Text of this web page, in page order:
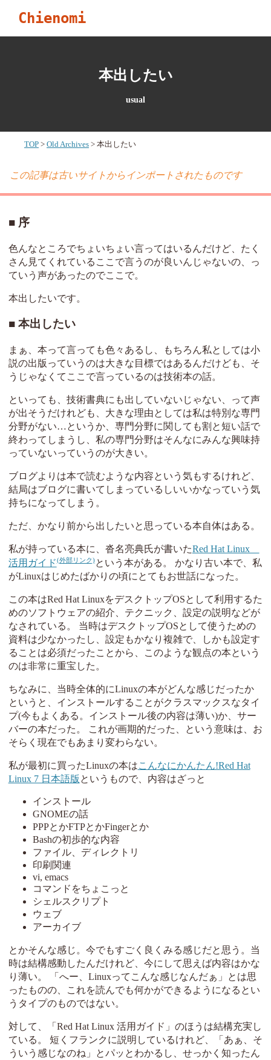
Chienomi
本出したい
usual
TOP Old Archives 本出したい
この記事は古いサイトからインポートされたものです
序
色んなところでちょいちょい言ってはいるんだけど、たく
さん見てくれているここで言うのが良いんじゃないの、っ
ていう声があったのでここで。
本出したいです。
本出したい
まぁ、本って言っても色々あるし、もちろん私としては小
説の出版っていうのは大きな目標ではあるんだけども、そ
うじゃなくてここで言っているのは技術本の話。
といっても、技術書典にも出していないじゃない、って声
が出そうだけれども、大きな理由としては私は特別な専門
分野がない…というか、専門分野に関しても割と短い話で
終わってしまうし、私の専門分野はそんなにみんな興味持
っていないっていうのが大きい。
ブログよりは本で読むような内容という気もするけれど、
結局はブログに書いてしまっているしいいかなっていう気
持ちになってしまう。
ただ、かなり前から出したいと思っている本自体はある。
私が持っている本に、沓名亮典氏が書いたRed Hat Linux
活用ガイド
という本がある。 かなり古い本で、私
がLinuxはじめたばかりの頃にとてもお世話になった。
この本はRed Hat LinuxをデスクトップOSとして利用するた
めのソフトウェアの紹介、テクニック、設定の説明などが
なされている。 当時はデスクトップOSとして使うための
資料は少なかったし、設定もかなり複雑で、しかも設定す
ることは必須だったことから、このような観点の本という
のは非常に重宝した。
ちなみに、当時全体的にLinuxの本がどんな感じだったか
というと、インストールすることがクラスマックスなタイ
プ(今もよくある。インストール後の内容は薄い)か、サー
バーの本だった。 これが画期的だった、という意味は、お
そらく現在でもあまり変わらない。
私が最初に買ったLinuxの本はこんなにかんたん!Red Hat
Linux 7 日本語版 というもので、内容はざっと
インストール
GNOMEの話
PPPとかFTPとかFingerとか
Bashの初歩的な内容
ファイル、ディレクトリ
印刷関連
vi, emacs
コマンドをちょこっと
シェルスクリプト
ウェブ
アーカイブ
とかそんな感じ。今でもすごく良くみる感じだと思う。当
時は結構感動したんだけれど、今にして思えば内容はかな
り薄い。 「へー、Linuxってこんな感じなんだぁ」とは思
ったものの、これを読んでも何かができるようになるとい
うタイプのものではない。
対して、「Red Hat Linux 活用ガイド」のほうは結構充実し
ている。 短くフランクに説明しているけれど、「あぁ、そ
ういう感じなのね」とパッとわかるし、せっかく知ったん